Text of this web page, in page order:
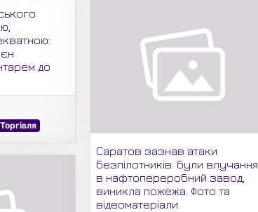
до
Торгівля
Саратов зазнав атаки
безпілотників: були влучання
в нафтопереробний завод,
виникла пожежа. Фото та
відеоматеріали.